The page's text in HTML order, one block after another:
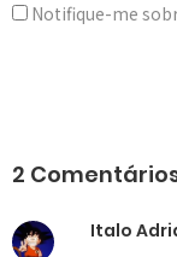
Notifique-me
2
Italo